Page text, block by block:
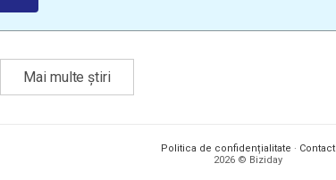
Mai multe știri
Politica de confidențialitate · Contact
2026 © Biziday